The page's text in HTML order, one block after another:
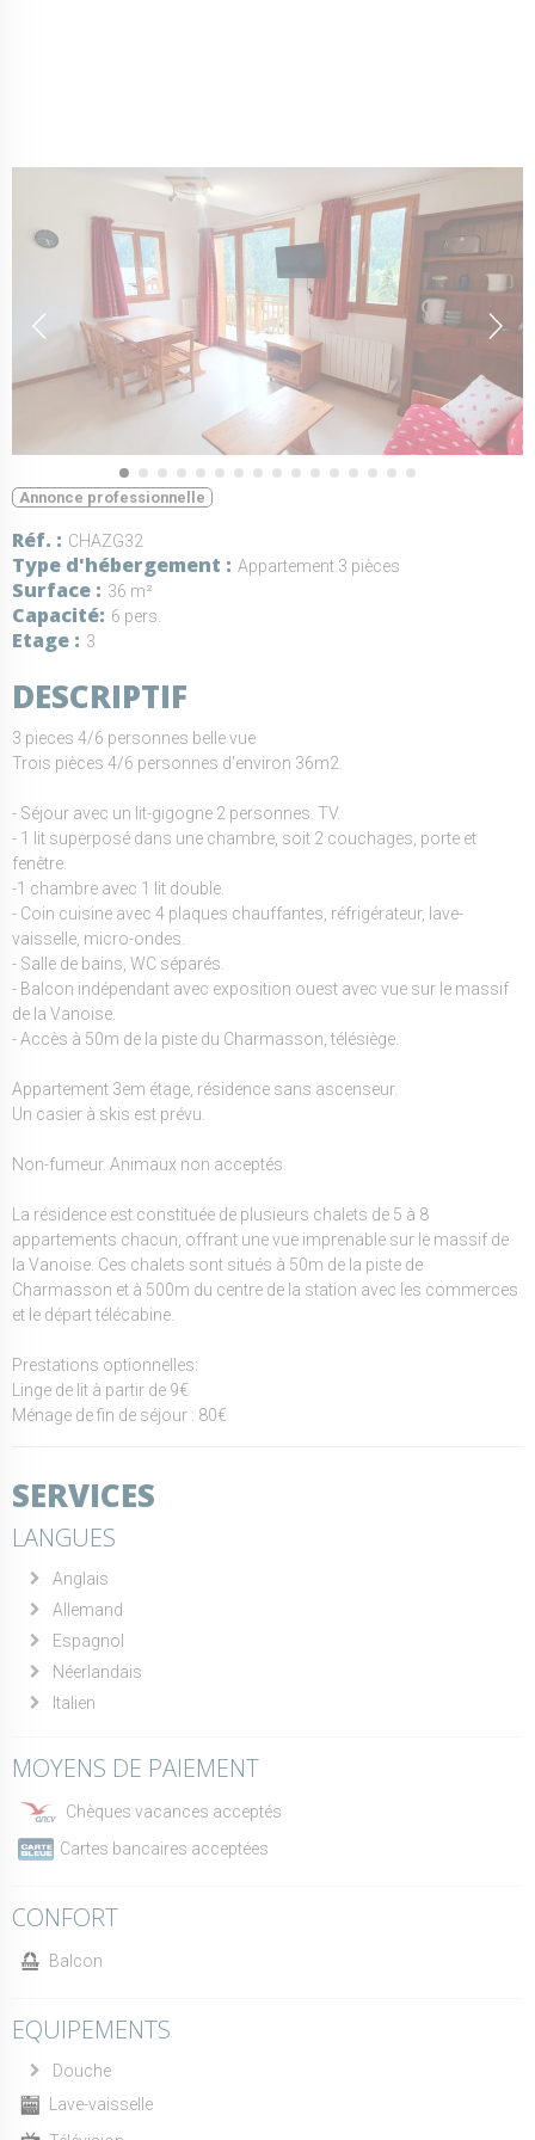
Annonce professionnelle
Réf. CHAZG32
Type d'hébergement Appartement 3 pièces
Surface 36 m²
Capacité 6 pers.
Etage 3
DESCRIPTIF
3 pieces 4/6 personnes belle vue
Trois pièces 4/6 personnes d'environ 36m2.
- Séjour avec un lit-gigogne 2 personnes. TV.
- 1 lit superposé dans une chambre, soit 2 couchages, porte et
fenêtre.
-1 chambre avec 1 lit double.
- Coin cuisine avec 4 plaques chauffantes, réfrigérateur, lave-
vaisselle, micro-ondes.
- Salle de bains, WC séparés.
- Balcon indépendant avec exposition ouest avec vue sur le massif
de la Vanoise.
- Accès à 50m de la piste du Charmasson, télésiège.
Appartement 3em étage, résidence sans ascenseur.
Un casier à skis est prévu.
Non-fumeur. Animaux non acceptés.
La résidence est constituée de plusieurs chalets de 5 à 8
appartements chacun, offrant une vue imprenable sur le massif de
la Vanoise. Ces chalets sont situés à 50m de la piste de
Charmasson et à 500m du centre de la station avec les commerces
et le départ télécabine.
Prestations optionnelles:
Linge de lit à partir de 9€
Ménage de fin de séjour : 80€
SERVICES
LANGUES
Anglais
Allemand
Espagnol
Néerlandais
Italien
MOYENS DE PAIEMENT
Chèques vacances acceptés
Cartes bancaires acceptées
CONFORT
Balcon
EQUIPEMENTS
Douche
Lave-vaisselle